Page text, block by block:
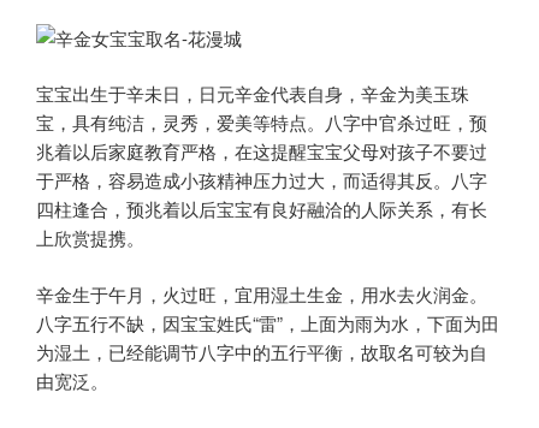
宝宝出生于辛未日，日元辛金代表自身，辛金为美玉珠
宝，具有纯洁，灵秀，爱美等特点。八字中官杀过旺，预
兆着以后家庭教育严格，在这提醒宝宝父母对孩子不要过
于严格，容易造成小孩精神压力过大，而适得其反。八字
四柱逢合，预兆着以后宝宝有良好融洽的人际关系，有长
上欣赏提携。
辛金生于午月，火过旺，宜用湿土生金，用水去火润金。
八字五行不缺，因宝宝姓氏“雷”，上面为雨为水，下面为田
为湿土，已经能调节八字中的五行平衡，故取名可较为自
由宽泛。